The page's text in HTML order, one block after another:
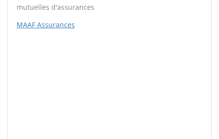
mutuelles d'assurances
MAAF Assurances